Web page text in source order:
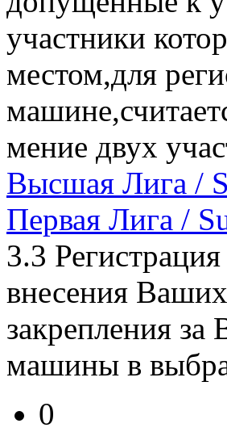
участники
местом,для
мение двух
Высшая Лига /
Первая Лига /
3.3
внесения
закрепления
машины в
0